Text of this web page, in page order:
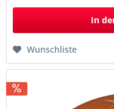
In
Wunschliste